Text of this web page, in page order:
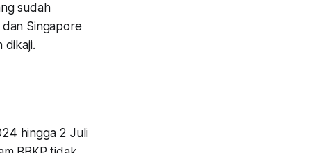
sudah
Singapore
dikaji.
hingga 2 Juli